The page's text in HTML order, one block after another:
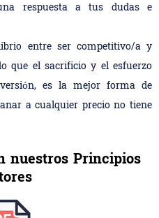
respuesta a tus dudas e
entre ser competitivo/a y
que el sacrificio y el esfuerzo
es la mejor forma de
a cualquier precio no tiene
nuestros Principios